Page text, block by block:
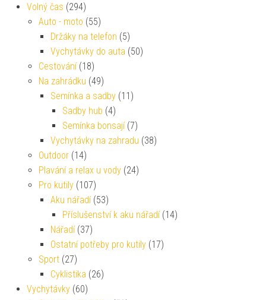
Volný čas (294)
Auto - moto (55)
Držáky na telefon (5)
Vychytávky do auta (50)
Cestování (18)
Na zahrádku (49)
Semínka a sadby (11)
Sadby hub (4)
Semínka bonsají (7)
Vychytávky na zahradu (38)
Outdoor (14)
Plavání a relax u vody (24)
Pro kutily (107)
Aku nářadí (53)
Příslušenství k aku nářadí (14)
Nářadí (37)
Ostatní potřeby pro kutily (17)
Sport (27)
Cyklistika (26)
Vychytávky (60)